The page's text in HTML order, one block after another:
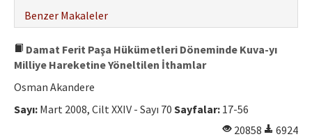
İletişim
Benzer Makaleler
Damat Ferit Paşa Hükümetleri Döneminde Kuva-yı
Milliye Hareketine Yöneltilen İthamlar
Osman Akandere
Sayı: Mart 2008, Cilt XXIV - Sayı 70 Sayfalar: 17-56
20858
6924